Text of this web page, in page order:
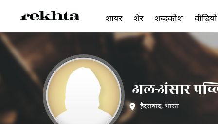
अल-अंसार
हैदराबाद, भारत
शायर शेर शब्दकोश वीडियो